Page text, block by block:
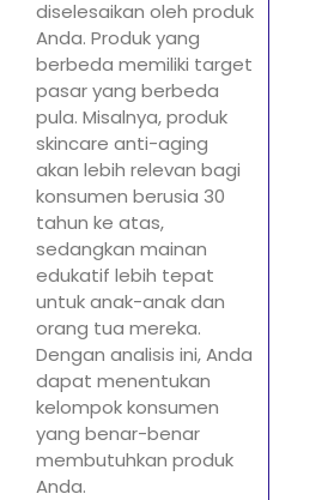
diselesaikan oleh produk
Anda. Produk yang
berbeda memiliki target
pasar yang berbeda
pula. Misalnya, produk
skincare anti-aging
akan lebih relevan bagi
konsumen berusia 30
tahun ke atas,
sedangkan mainan
edukatif lebih tepat
untuk anak-anak dan
orang tua mereka.
Dengan analisis ini, Anda
dapat menentukan
kelompok konsumen
yang benar-benar
membutuhkan produk
Anda.